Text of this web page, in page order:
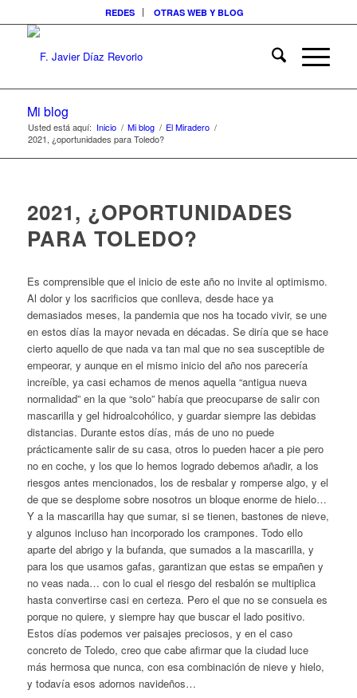
REDES OTRAS WEB Y BLOG
Mi blog
Usted está aquí: Inicio / Mi blog / El Miradero /
2021, ¿oportunidades para Toledo?
2021, ¿OPORTUNIDADES
PARA TOLEDO?
Es comprensible que el inicio de este año no invite al optimismo.
Al dolor y los sacrificios que conlleva, desde hace ya
demasiados meses, la pandemia que nos ha tocado vivir, se une
en estos días la mayor nevada en décadas. Se diría que se hace
cierto aquello de que nada va tan mal que no sea susceptible de
empeorar, y aunque en el mismo inicio del año nos parecería
increíble, ya casi echamos de menos aquella “antigua nueva
normalidad” en la que “solo” había que preocuparse de salir con
mascarilla y gel hidroalcohólico, y guardar siempre las debidas
distancias. Durante estos días, más de uno no puede
prácticamente salir de su casa, otros lo pueden hacer a pie pero
no en coche, y los que lo hemos logrado debemos añadir, a los
riesgos antes mencionados, los de resbalar y romperse algo, y el
de que se desplome sobre nosotros un bloque enorme de hielo…
Y a la mascarilla hay que sumar, si se tienen, bastones de nieve,
y algunos incluso han incorporado los crampones. Todo ello
aparte del abrigo y la bufanda, que sumados a la mascarilla, y
para los que usamos gafas, garantizan que estas se empañen y
no veas nada… con lo cual el riesgo del resbalón se multiplica
hasta convertirse casi en certeza. Pero el que no se consuela es
porque no quiere, y siempre hay que buscar el lado positivo.
Estos días podemos ver paisajes preciosos, y en el caso
concreto de Toledo, creo que cabe afirmar que la ciudad luce
más hermosa que nunca, con esa combinación de nieve y hielo,
y todavía esos adornos navideños…